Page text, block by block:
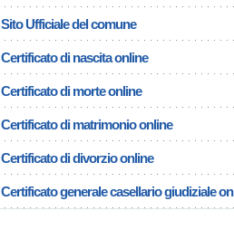
Sito Ufficiale del comune
Certificato di nascita online
Certificato di morte online
Certificato di matrimonio online
Certificato di divorzio online
Certificato generale casellario giudiziale